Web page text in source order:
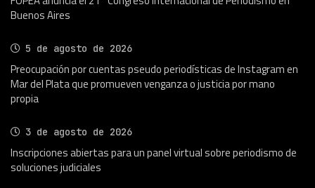
Buenos Aires
5 de agosto de 2026
Preocupación por cuentas pseudo periodísticas de Instagram en
Mar del Plata que promueven venganza o justicia por mano
propia
3 de agosto de 2026
Inscripciones abiertas para un panel virtual sobre periodismo de
soluciones judiciales